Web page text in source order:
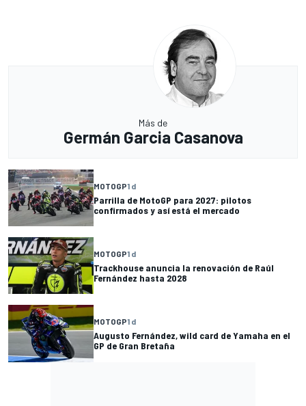
Más de
Germán Garcia Casanova
MOTOGP1 d
Parrilla de MotoGP para 2027: pilotos
confirmados y así está el mercado
MOTOGP1 d
Trackhouse anuncia la renovación de Raúl
Fernández hasta 2028
MOTOGP1 d
Augusto Fernández, wild card de Yamaha en el
GP de Gran Bretaña